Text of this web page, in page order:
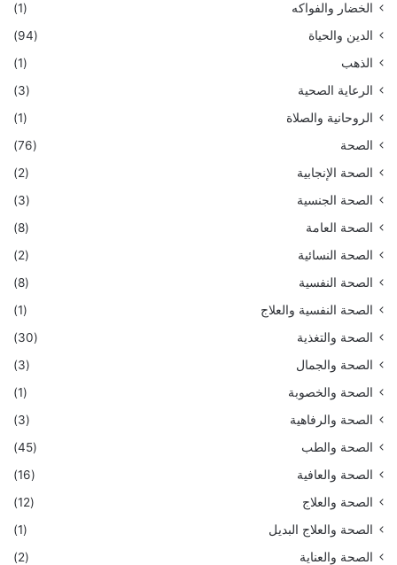
الخضار والفواكه
(1)
الدين والحياة
(94)
الذهب
(1)
الرعاية الصحية
(3)
الروحانية والصلاة
(1)
الصحة
(76)
الصحة الإنجابية
(2)
الصحة الجنسية
(3)
الصحة العامة
(8)
الصحة النسائية
(2)
الصحة النفسية
(8)
الصحة النفسية والعلاج
(1)
الصحة والتغذية
(30)
الصحة والجمال
(3)
الصحة والخصوبة
(1)
الصحة والرفاهية
(3)
الصحة والطب
(45)
الصحة والعافية
(16)
الصحة والعلاج
(12)
الصحة والعلاج البديل
(1)
الصحة والعناية
(2)